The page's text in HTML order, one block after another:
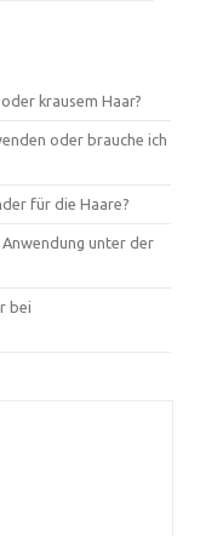
krausem Haar?
oder brauche ich
für die Haare?
unter der
bei